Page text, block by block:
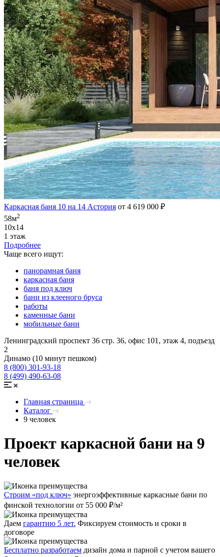
Каркасная баня 10 на 14 Астория от 4 619 000 ₽
58м2
10х14
1 этаж
Подробнее
Чаще всего ищут:
панорамная баня
каркасная баня
баня под ключ
бани из клееного бруса
работы
каменные бани
мобильные бани
Ленинградский проспект 36 стр. 36, офис 101, этаж 4, подъезд
2
Динамо (10 минут пешком)
8 (800) 301-93-18
8 (499) 490-63-08
Главная страница
Каталог
9 человек
Проект каркасной бани на 9
человек
Строим «под ключ» энергоэффективные каркасные бани по
финской технологии от 55 000 ₽/м²
Даем гарантию 5 лет. Фиксируем стоимость и сроки в
договоре
Бесплатно разработаем дизайн дома и парной с учетом вашего